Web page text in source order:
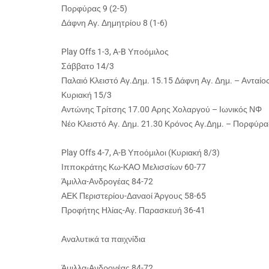
Πορφύρας 9 (2-5)
Δάφνη Αγ. Δημητρίου 8 (1-6)
Play Offs 1-3, A-B Υποόμιλος
Σάββατο 14/3
Παλαιό Κλειστό Αγ.Δημ. 15.15 Δάφνη Αγ. Δημ. –
Κυριακή 15/3
Αντώνης Τρίτσης 17.00 Αρης Χολαργού – Ιωνικός ΝΦ
Νέο Κλειστό Αγ. Δημ. 21.30 Κρόνος Αγ.Δημ. –
Play Offs 4-7, Α-Β Υποόμιλοι (Κυριακή 8/3)
Ιπποκράτης Κω-ΚΑΟ Μελισσίων 60-77
Άμιλλα-Ανδρογέας 84-72
ΑΕΚ Περιστερίου-Δαναοί Άργους 58-65
Προφήτης Ηλίας-Αγ. Παρασκευή 36-41
Αναλυτικά τα παιχνίδια